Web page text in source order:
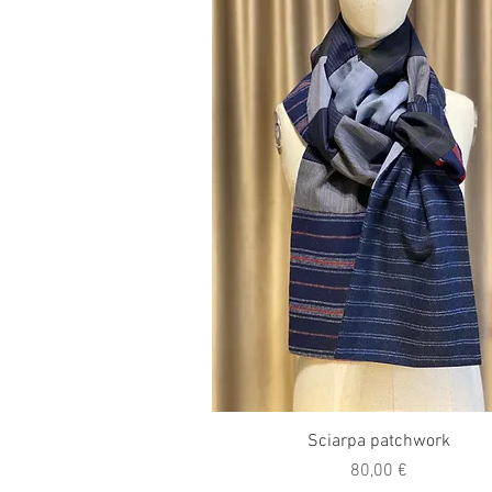
Vista rapida
Sciarpa patchwork
Prezzo
80,00 €